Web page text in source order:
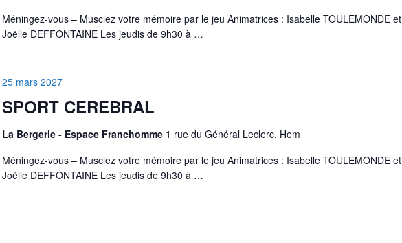
Méningez-vous – Musclez votre mémoire par le jeu Animatrices : Isabelle TOULEMONDE et
Joëlle DEFFONTAINE Les jeudis de 9h30 à …
SPORT CEREBRAL
25 mars 2027
La Bergerie - Espace Franchomme 1 rue du Général Leclerc, Hem
Méningez-vous – Musclez votre mémoire par le jeu Animatrices : Isabelle TOULEMONDE et
Joëlle DEFFONTAINE Les jeudis de 9h30 à …